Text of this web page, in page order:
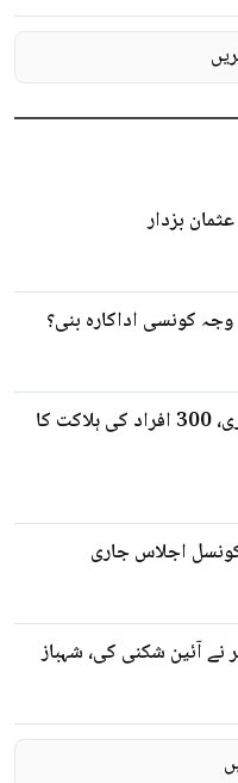
بزدار
کونسی اداکارہ بنی؟
یوکرین: ماریوپول تھیٹر پر روسی بمباری، 300 افراد کی ہلاکت کا
اجلاس جاری
آئین شکنی کی، شہباز